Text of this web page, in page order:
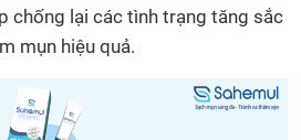
chống lại các tình trạng tăng sắc
mụn hiệu quả.